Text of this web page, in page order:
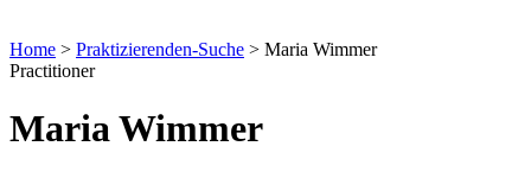
Home > Praktizierenden-Suche > Maria Wimmer
Practitioner
Maria Wimmer